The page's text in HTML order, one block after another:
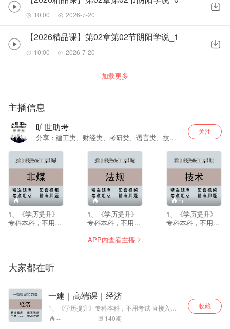
10:00 2026-7-20
【2026精品课】第02章第02节阴阳学说_1
10:00 2026-7-20
加载更多
主播信息
旷世助考
分享：建工类、财经类、考研类、语言类、技能
由网友提供，若有侵权请私信删除）
关注
--
1、《学历提升》
专科本科，不用考
专毕业证！！！
2、助理工程师、
级工程师代评审
3、建造师、安全
员代报名、继续教
育 4、计算机软
--
1、《学历提升》
专科本科，不用考
网终身可查！！！
级工程师代评审
3、建造师、安全
员代报名、继续教
育 4、计算机软
11
1、《学历提升》
专科本科，不用考
3、建造师、安全
员代报名、继续教
APP内查看主播
大家都在听
一建｜高端课｜经济
1、《学历提升》专科本科，不用考试 直接入
学！学信网终身可查！！！ 中专证书直出，全国
唯一网上可查中专毕业证！！！ 2、助理工程
-- 140期
收藏